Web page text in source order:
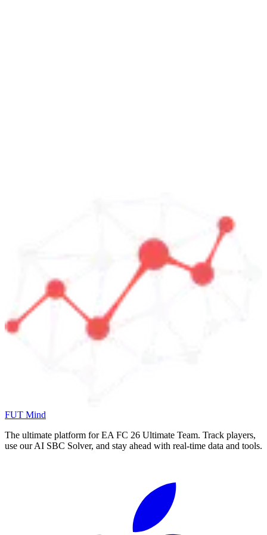
FUT Mind
The ultimate platform for EA FC 26 Ultimate Team. Track players,
use our AI SBC Solver, and stay ahead with real-time data and tools.